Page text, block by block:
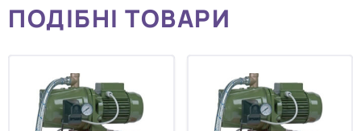
ПОДІБНІ ТОВАРИ